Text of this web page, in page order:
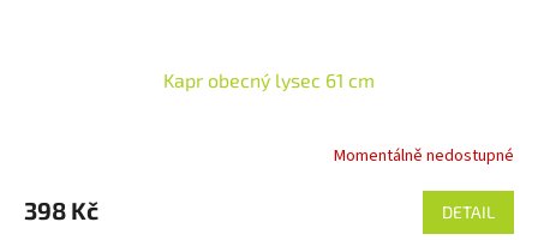
Kapr obecný lysec 61 cm
Momentálně nedostupné
398 Kč DETAIL